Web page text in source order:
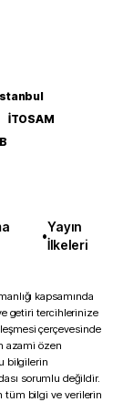
İTOSAM
•
Yayın
İlkeleri
kapsamında
getiri tercihlerinize
çerçevesinde
azami özen
bilgilerin
sorumlu değildir.
tüm bilgi ve verilerin